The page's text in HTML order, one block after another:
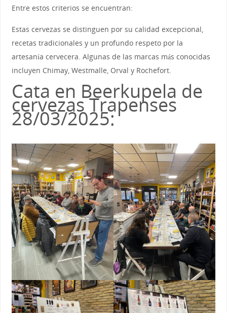
Entre estos criterios se encuentran:
Estas cervezas se distinguen por su calidad excepcional,
recetas tradicionales y un profundo respeto por la
artesanía cervecera. Algunas de las marcas más conocidas
incluyen Chimay, Westmalle, Orval y Rochefort.
Cata en Beerkupela de
cervezas Trapenses
28/03/2025: